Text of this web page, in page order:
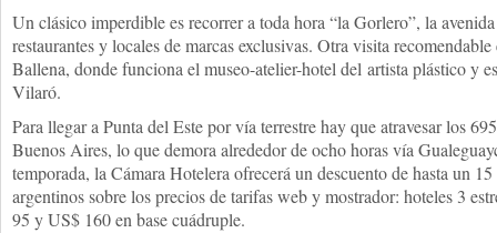
Un clásico imperdible es recorrer a toda hora “la Gorlero”, la
restaurantes y locales de marcas exclusivas. Otra visita
Ballena, donde funciona el museo-atelier-hotel del artista plástico y
Vilaró.
Para llegar a Punta del Este por vía terrestre hay que atravesar los
Buenos Aires, lo que demora alrededor de ocho horas vía
temporada, la Cámara Hotelera ofrecerá un descuento de hasta un
argentinos sobre los precios de tarifas web y mostrador: hoteles 3
95 y US$ 160 en base cuádruple.